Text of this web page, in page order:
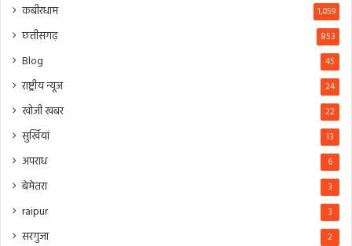
कबीरधाम 1,059
छत्तीसगढ़ 853
Blog 45
राष्ट्रीय न्यूज 24
खोजी खबर 22
सुर्खियां 13
अपराध 6
बेमेतरा 3
raipur 3
सरगुजा 2